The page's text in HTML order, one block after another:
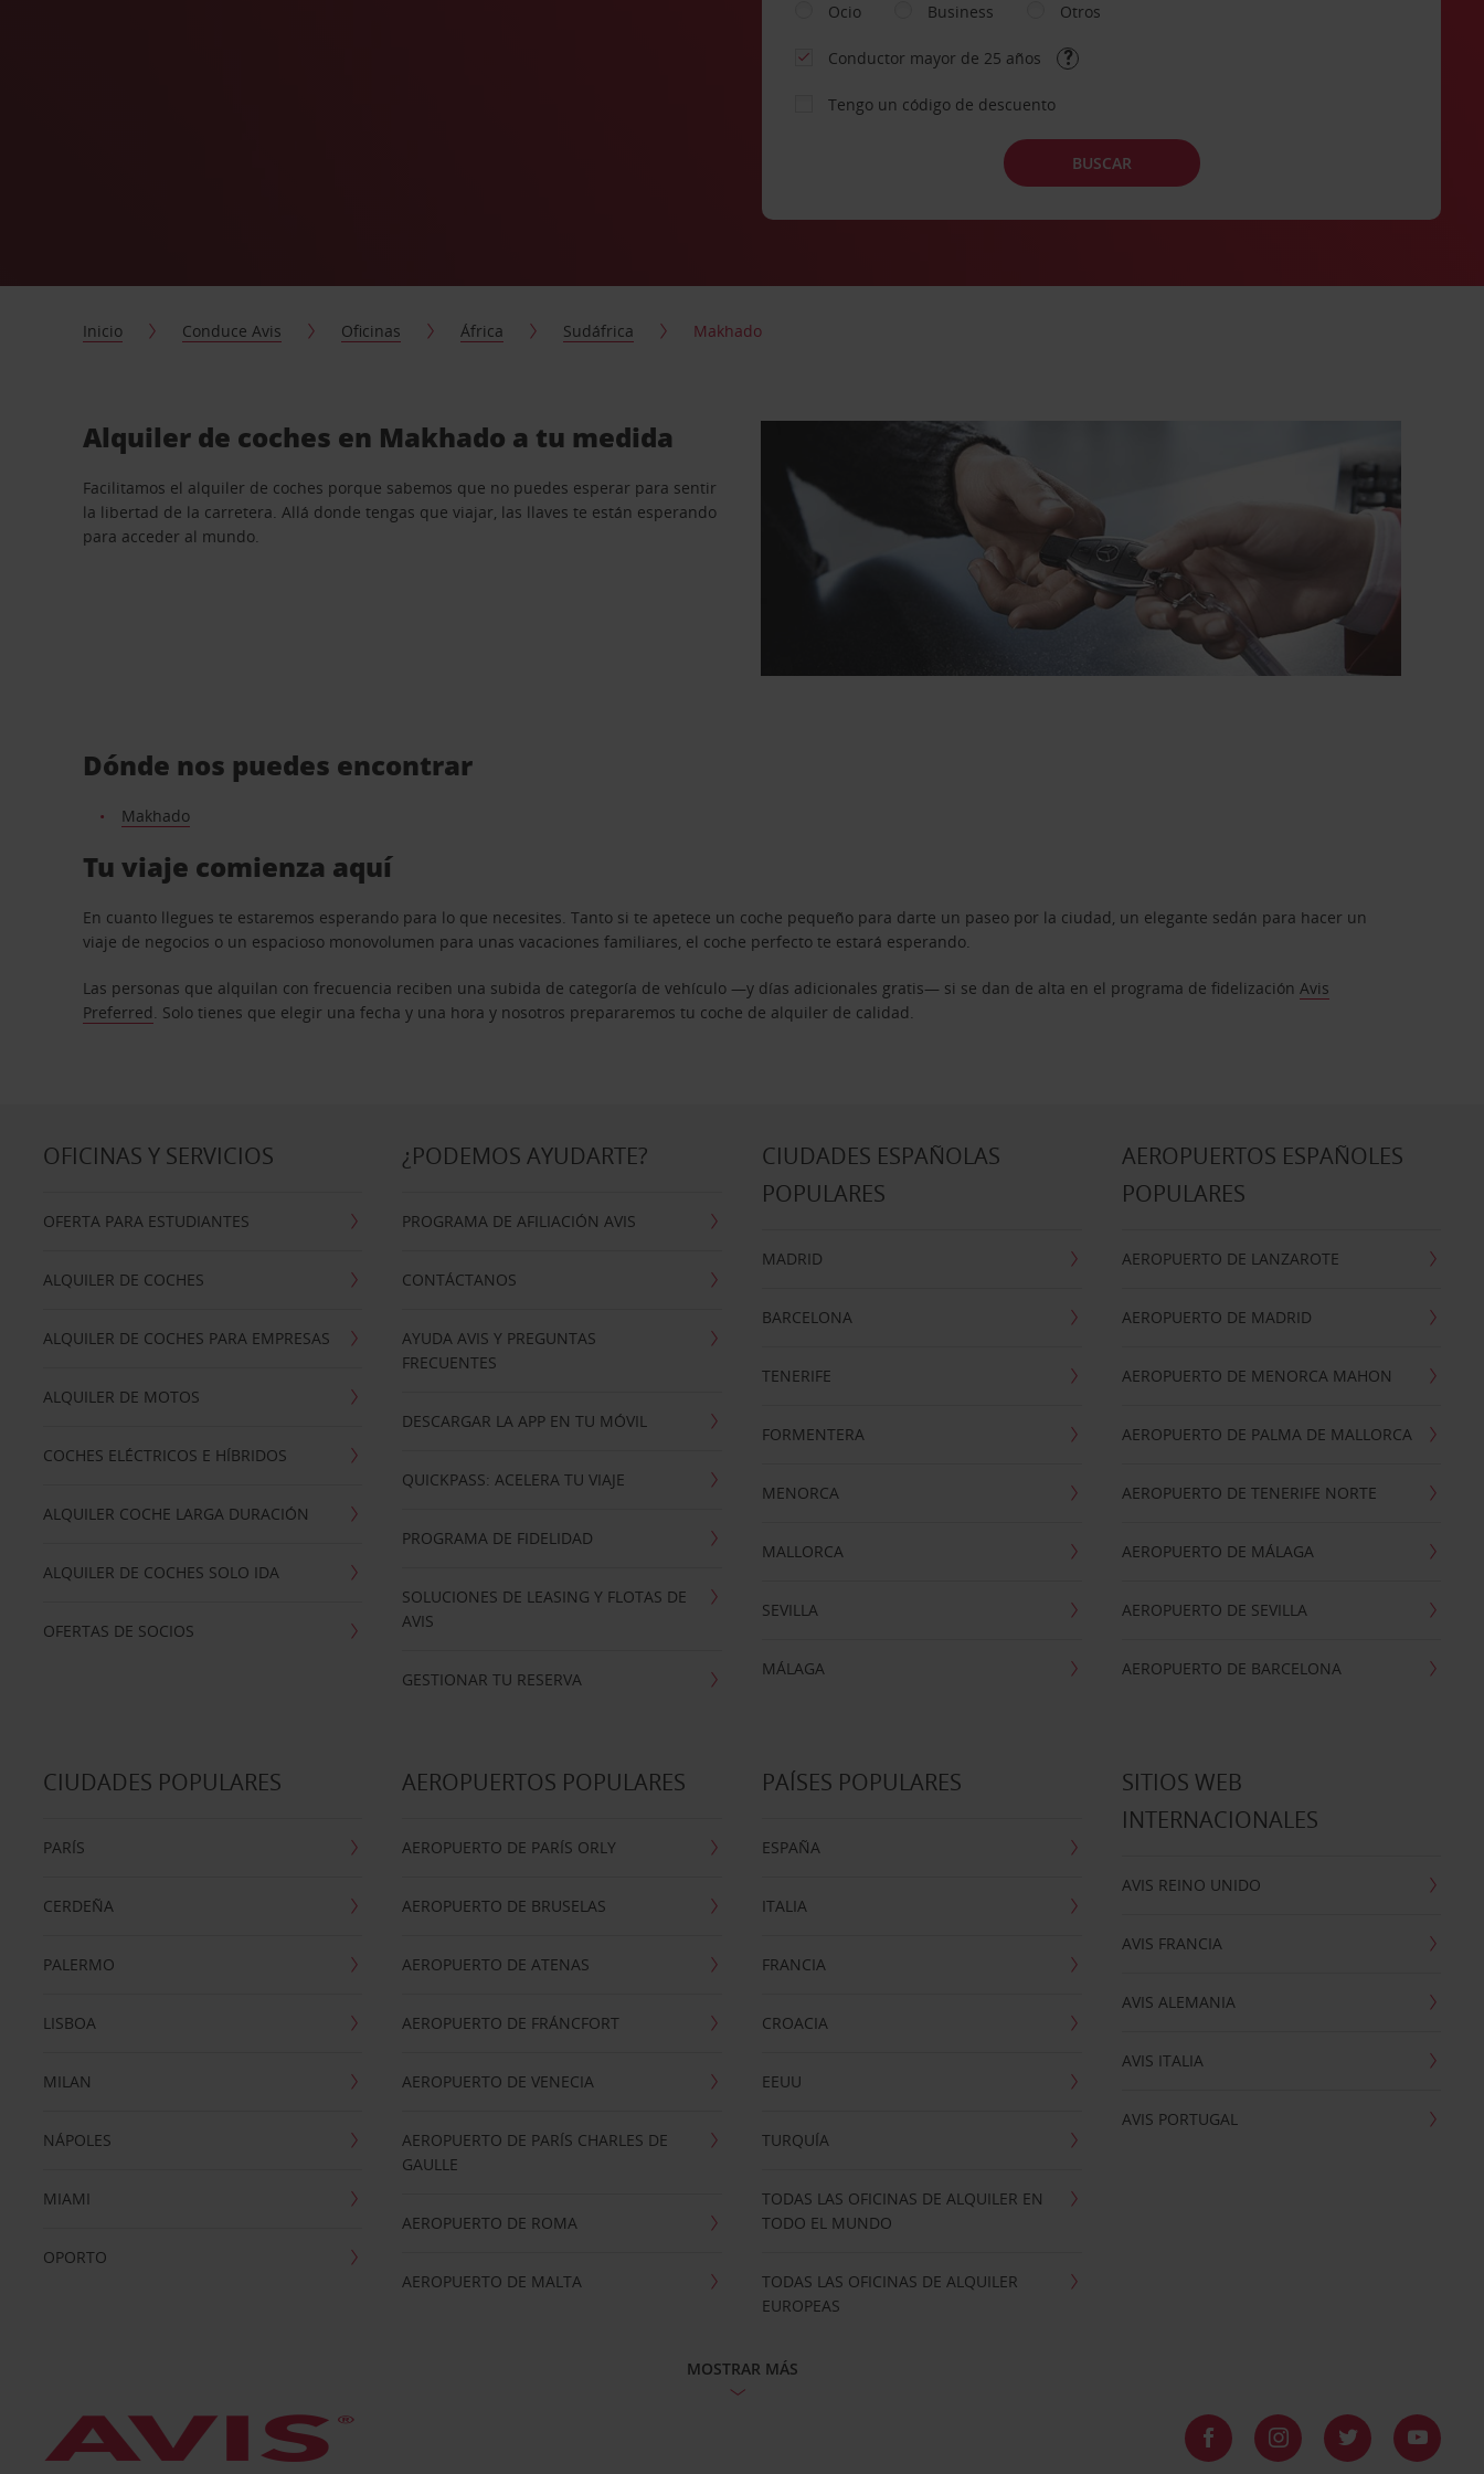
Ocio
Business Otros
Conductor mayor de 25 años
Tengo un código de descuento
BUSCAR
Inicio Conduce Avis Oficinas África Sudáfrica Makhado
Alquiler de coches en Makhado a tu medida
Facilitamos el alquiler de coches porque sabemos que no puedes esperar para sentir
la libertad de la carretera. Allá donde tengas que viajar, las llaves te están esperando
para acceder al mundo.
Dónde nos puedes encontrar
Makhado
Tu viaje comienza aquí
En cuanto llegues te estaremos esperando para lo que necesites. Tanto si te apetece un coche pequeño para darte un paseo por la ciudad, un elegante sedán para hacer un
viaje de negocios o un espacioso monovolumen para unas vacaciones familiares, el coche perfecto te estará esperando.
Las personas que alquilan con frecuencia reciben una subida de categoría de vehículo —y días adicionales gratis— si se dan de alta en el programa de fidelizaciónAvis
Preferred. Solo tienes que elegir una fecha y una hora y nosotros prepararemos tu coche de alquiler de calidad.
OFICINAS Y SERVICIOS
OFERTA PARA ESTUDIANTES
ALQUILER DE COCHES
ALQUILER DE COCHES PARA EMPRESAS
ALQUILER DE MOTOS
COCHES ELÉCTRICOS E HÍBRIDOS
ALQUILER COCHE LARGA DURACIÓN
ALQUILER DE COCHES SOLO IDA
OFERTAS DE SOCIOS
¿PODEMOS AYUDARTE?
PROGRAMA DE AFILIACIÓN AVIS
CONTÁCTANOS
AYUDA AVIS Y PREGUNTAS
FRECUENTES
DESCARGAR LA APP EN TU MÓVIL
QUICKPASS: ACELERA TU VIAJE
PROGRAMA DE FIDELIDAD
SOLUCIONES DE LEASING Y FLOTAS DE
AVIS
GESTIONAR TU RESERVA
CIUDADES ESPAÑOLAS
POPULARES
MADRID
BARCELONA
TENERIFE
FORMENTERA
MENORCA
MALLORCA
SEVILLA
MÁLAGA
AEROPUERTOS ESPAÑOLES
POPULARES
AEROPUERTO DE LANZAROTE
AEROPUERTO DE MADRID
AEROPUERTO DE MENORCA MAHON
AEROPUERTO DE PALMA DE MALLORCA
AEROPUERTO DE TENERIFE NORTE
AEROPUERTO DE MÁLAGA
AEROPUERTO DE SEVILLA
AEROPUERTO DE BARCELONA
CIUDADES POPULARES
PARÍS
CERDEÑA
PALERMO
LISBOA
MILAN
NÁPOLES
MIAMI
OPORTO
AEROPUERTOS POPULARES
AEROPUERTO DE PARÍS ORLY
AEROPUERTO DE BRUSELAS
AEROPUERTO DE ATENAS
AEROPUERTO DE FRÁNCFORT
AEROPUERTO DE VENECIA
AEROPUERTO DE PARÍS CHARLES DE
GAULLE
AEROPUERTO DE ROMA
AEROPUERTO DE MALTA
PAÍSES POPULARES
ESPAÑA
ITALIA
FRANCIA
CROACIA
EEUU
TURQUÍA
TODAS LAS OFICINAS DE ALQUILER EN
TODO EL MUNDO
TODAS LAS OFICINAS DE ALQUILER
EUROPEAS
SITIOS WEB
INTERNACIONALES
AVIS REINO UNIDO
AVIS FRANCIA
AVIS ALEMANIA
AVIS ITALIA
AVIS PORTUGAL
MOSTRAR MÁS